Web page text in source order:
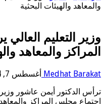
والمعاهد والهيئات البحثية
وزير التعليم
المراكز والمعاهد
Medhat Barakat أغسطس 7, 2024
ترأس الدكتور أيمن عاشور وزير
اجتماع مجلس المراكز والمعاهد